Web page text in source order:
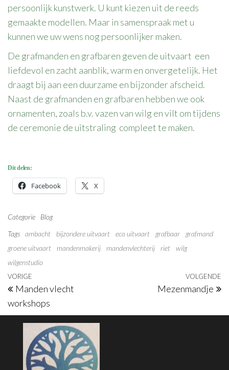
persoonlijk kunstwerk. U kunt kiezen uit de reeds
gemaakte modellen. Maar in samenspraak met u
kunnen we uw wens nog persoonlijker maken.
De grafmanden en grafbaren geven de uitvaart een
liefdevol en zacht aanblik, warm en onvergetelijk. Het
draagt bij aan een duurzame en bijzonder afscheid.
Naast de grafmanden en grafbaren hebben we ook
ornamenten, zoals b.v. vazen van wilg en vilt om tijdens
de ceremonie de uitstraling compleet te maken.
Dit delen:
Facebook X
Categorie
Blog
Tags ambacht bijzondere uitvaart eco uitvaart grafbaar
grafmand
groene uitvaart
mandenmakerij mandenvlechterij riet
wilg
wilgenstudio
Bericht navigatie
Vorig bericht
VORIGE
Manden vlecht
workshops
VOLGENDE
Mezenmandje